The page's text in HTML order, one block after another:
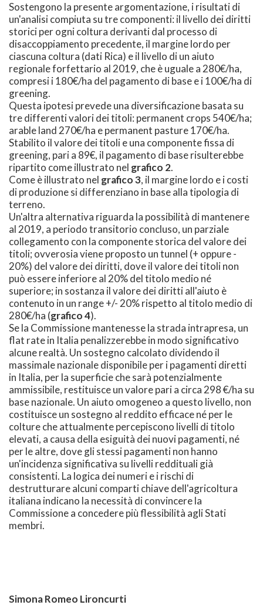
Sostengono la presente argomentazione, i risultati di
un'analisi compiuta su tre componenti: il livello dei diritti
storici per ogni coltura derivanti dal processo di
disaccoppiamento precedente, il margine lordo per
ciascuna coltura (dati Rica) e il livello di un aiuto
regionale forfettario al 2019, che è uguale a 280€/ha,
compresi i 180€/ha del pagamento di base e i 100€/ha di
greening.
Questa ipotesi prevede una diversificazione basata su
tre differenti valori dei titoli: permanent crops 540€/ha;
arable land 270€/ha e permanent pasture 170€/ha.
Stabilito il valore dei titoli e una componente fissa di
greening, pari a 89€, il pagamento di base risulterebbe
ripartito come illustrato nel grafico 2.
Come è illustrato nel grafico 3, il margine lordo e i costi
di produzione si differenziano in base alla tipologia di
terreno.
Un'altra alternativa riguarda la possibilità di mantenere
al 2019, a periodo transitorio concluso, un parziale
collegamento con la componente storica del valore dei
titoli; ovverosia viene proposto un tunnel (+ oppure -
20%) del valore dei diritti, dove il valore dei titoli non
può essere inferiore al 20% del titolo medio né
superiore; in sostanza il valore dei diritti all'aiuto è
contenuto in un range +/- 20% rispetto al titolo medio di
280€/ha (grafico 4).
Se la Commissione mantenesse la strada intrapresa, un
flat rate in Italia penalizzerebbe in modo significativo
alcune realtà. Un sostegno calcolato dividendo il
massimale nazionale disponibile per i pagamenti diretti
in Italia, per la superficie che sarà potenzialmente
ammissibile, restituisce un valore pari a circa 298 €/ha su
base nazionale. Un aiuto omogeneo a questo livello, non
costituisce un sostegno al reddito efficace né per le
colture che attualmente percepiscono livelli di titolo
elevati, a causa della esiguità dei nuovi pagamenti, né
per le altre, dove gli stessi pagamenti non hanno
un'incidenza significativa su livelli reddituali già
consistenti. La logica dei numeri e i rischi di
destrutturare alcuni comparti chiave dell'agricoltura
italiana indicano la necessità di convincere la
Commissione a concedere più flessibilità agli Stati
membri.
Simona Romeo Lironcurti